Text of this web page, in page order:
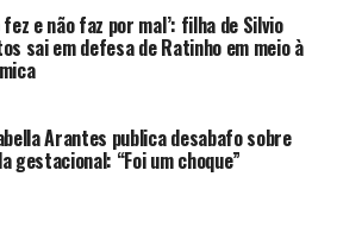
para estar no Domingão
da novela Três Graças, na
trama que está por vir na TV
Como de praxe, o apresentador
fazer uma espécie de
foi a única representante da
Silva e Virgílio Silva e Zé
fez e não faz por mal’: filha de Silvio
sai em defesa de Ratinho em meio à
Arantes publica desabafo sobre
gestacional: “Foi um choque”